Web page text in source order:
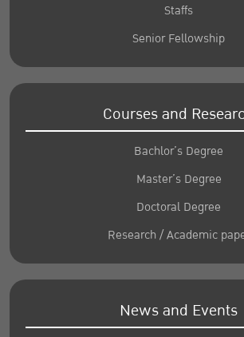
Staffs
Senior Fellowship
Courses and
Bachlor’s Degree
Master’s Degree
Doctoral Degree
Research / Academic
News and Events